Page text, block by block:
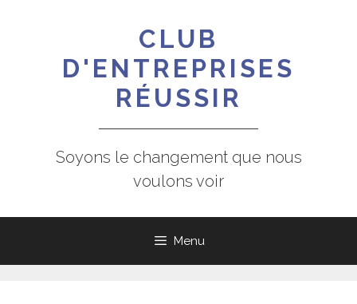
CLUB
D'ENTREPRISES
RÉUSSIR
Soyons le changement que nous
voulons voir
Menu